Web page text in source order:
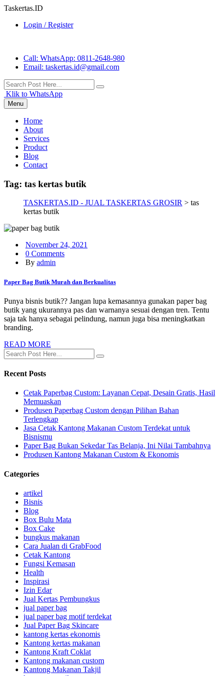
Taskertas.ID
Login / Register
Call: WhatsApp: 0811-2648-980
Email: taskertas.id@gmail.com
Klik to WhatsApp
Menu
Home
About
Services
Product
Blog
Contact
Tag: tas kertas butik
TASKERTAS.ID - JUAL TASKERTAS GROSIR > tas
kertas butik
November 24, 2021
0 Comments
By admin
Paper Bag Butik Murah dan Berkualitas
Punya bisnis butik?? Jangan lupa kemasannya gunakan paper bag
butik yang ukurannya pas dan warnanya sesuai dengan tren. Tentu
saja tak hanya sebagai pelindung, namun juga bisa meningkatkan
branding.
READ MORE
Recent Posts
Cetak Paperbag Custom: Layanan Cepat, Desain Gratis, Hasil
Memuaskan
Produsen Paperbag Custom dengan Pilihan Bahan
Terlengkap
Jasa Cetak Kantong Makanan Custom Terdekat untuk
Bisnismu
Paper Bag Bukan Sekedar Tas Belanja, Ini Nilai Tambahnya
Produsen Kantong Makanan Custom & Ekonomis
Categories
artikel
Bisnis
Blog
Box Bulu Mata
Box Cake
bungkus makanan
Cara Jualan di GrabFood
Cetak Kantong
Fungsi Kemasan
Health
Inspirasi
Izin Edar
Jual Kertas Pembungkus
jual paper bag
jual paper bag motif terdekat
Jual Paper Bag Skincare
kantong kertas ekonomis
Kantong kertas makanan
Kantong Kraft Coklat
Kantong makanan custom
Kantong Makanan Takjil